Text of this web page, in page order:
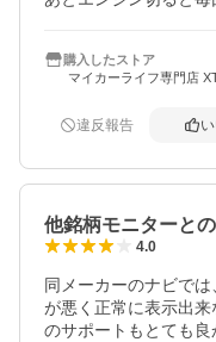
購入したストア
マイカーライフ専門店
違反報告
他銘柄モニターと
4.0
同メーカーのナビで
が悪く正常に表示出
のサポートもとても良